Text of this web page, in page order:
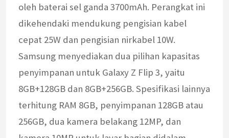
oleh baterai sel ganda 3700mAh. Perangkat ini
dikehendaki mendukung pengisian kabel
cepat 25W dan pengisian nirkabel 10W.
Samsung menyediakan dua pilihan kapasitas
penyimpanan untuk Galaxy Z Flip 3, yaitu
8GB+128GB dan 8GB+256GB. Spesifikasi lainnya
terhitung RAM 8GB, penyimpanan 128GB atau
256GB, dua kamera belakang 12MP, dan